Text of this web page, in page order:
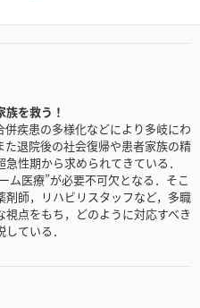
を救う！
疾患の多様化などにより多岐にわ
退院後の社会復帰や患者家族の精
性期から求められてきている．
ム医療”が必要不可欠となる．そこ
師，リハビリスタッフなど，多職
点をもち，どのように対応すべき
ている．